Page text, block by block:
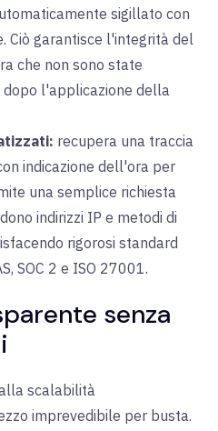
sigillato con
Ciò garantisce l'integrità del
che non sono state
l'applicazione della
recupera una traccia
indicazione dell'ora per
una semplice richiesta
indirizzi IP e metodi di
rigorosi standard
SOC 2 e ISO 27001.
senza
scalabilità
imprevedibile per busta.